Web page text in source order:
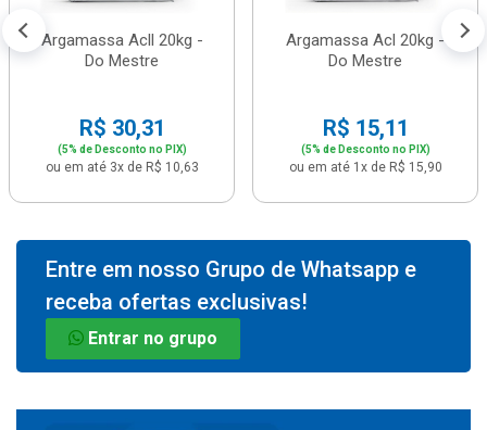
Argamassa Acll 20kg -
Do Mestre
R$ 30,31
(5% de Desconto no PIX)
ou em até 3x de R$ 10,63
Argamassa Acl 20kg -
Do Mestre
R$ 15,11
(5% de Desconto no PIX)
ou em até 1x de R$ 15,90
Entre em nosso Grupo de Whatsapp e
receba ofertas exclusivas!
Entrar no grupo